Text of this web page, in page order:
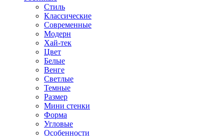
Стиль
Классические
Современные
Модерн
Хай-тек
Цвет
Белые
Венге
Светлые
Темные
Размер
Мини стенки
Форма
Угловые
Особенности